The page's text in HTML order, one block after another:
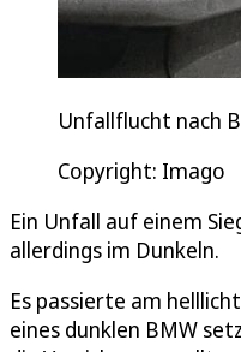
Unfallflucht nach
Copyright: Imago
Ein Unfall auf einem
allerdings im Dunkeln.
Es passierte am
eines dunklen BMW